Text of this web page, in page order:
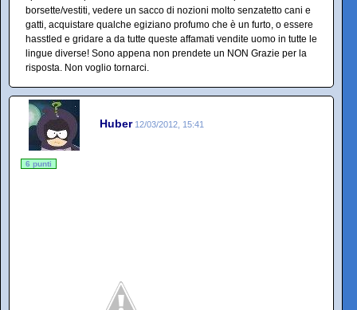
borsette/vestiti, vedere un sacco di nozioni molto senzatetto cani e
gatti, acquistare qualche egiziano profumo che è un furto, o essere
hasstled e gridare a da tutte queste affamati vendite uomo in tutte le
lingue diverse! Sono appena non prendete un NON Grazie per la
risposta. Non voglio tornarci.
Huber 12/03/2012, 15:41
6 punti